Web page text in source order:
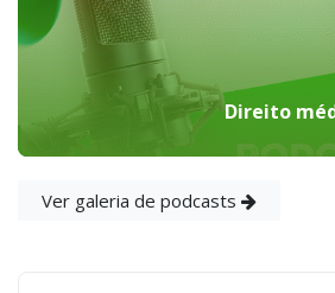
Direito
Ver galeria de podcasts